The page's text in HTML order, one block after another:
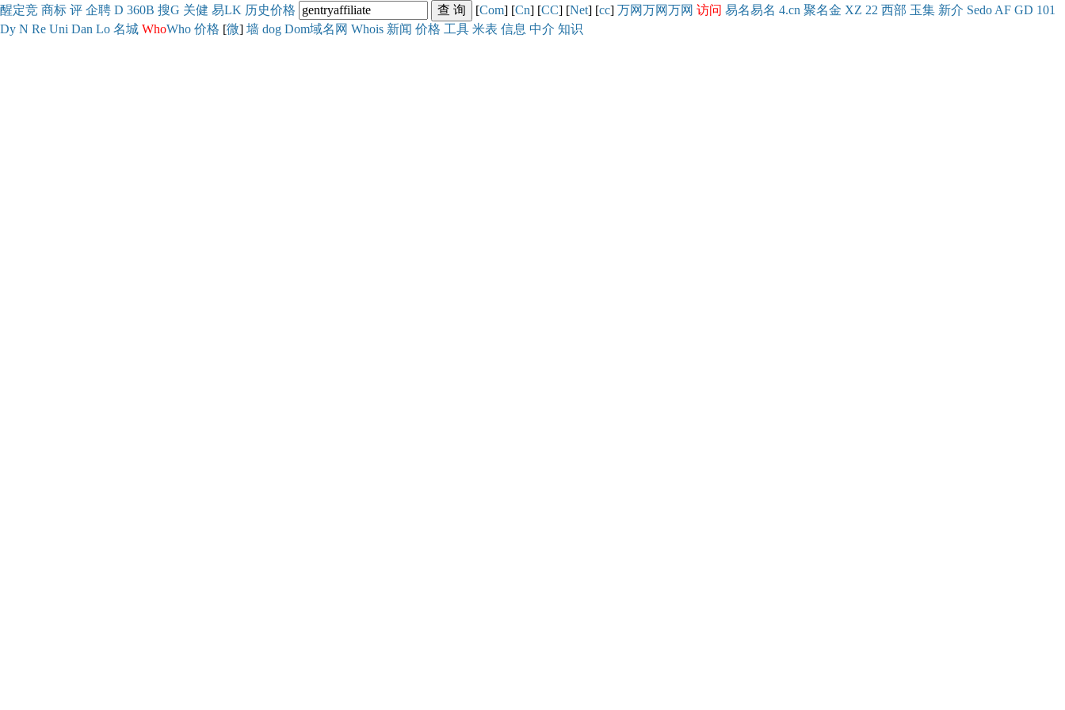
醒定竞 商标 评 企聘 D 360B 搜G 关健 易LK 历史价格 [Com] [Cn] [CC] [Net] [cc] 万网万网万网 访问 易名易名 4.cn 聚名金 XZ 22 西部 玉集 新介 Sedo AF GD 101
Dy N Re Uni Dan Lo 名城 WhoWho 价格 [微] 墙 dog Dom域名网 Whois 新闻 价格 工具 米表 信息 中介 知识